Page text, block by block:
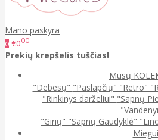
Mano paskyra
0 €000
Prekių krepšelis tuščias!
Mūsų
"Debesų" "Paslapčių" "Retro"
"Rinkinys darželiui" "Sapnų
"Girių" "Sapnų Gaudyklė"
Miegui